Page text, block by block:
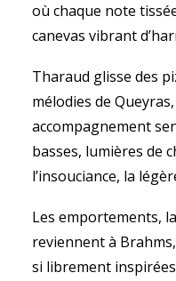
où chaque note
canevas vibrant
Tharaud glisse des
mélodies de
accompagnement
basses, lumières de
l’insouciance, la
Les emportements,
reviennent à
si librement